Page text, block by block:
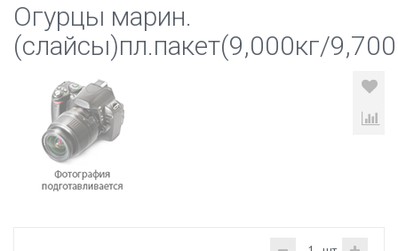
Огурцы марин.
(слайсы)пл.пакет(9,000кг/